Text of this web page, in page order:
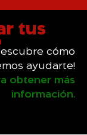
tus
cómo
ayudarte!
obtener más
información.